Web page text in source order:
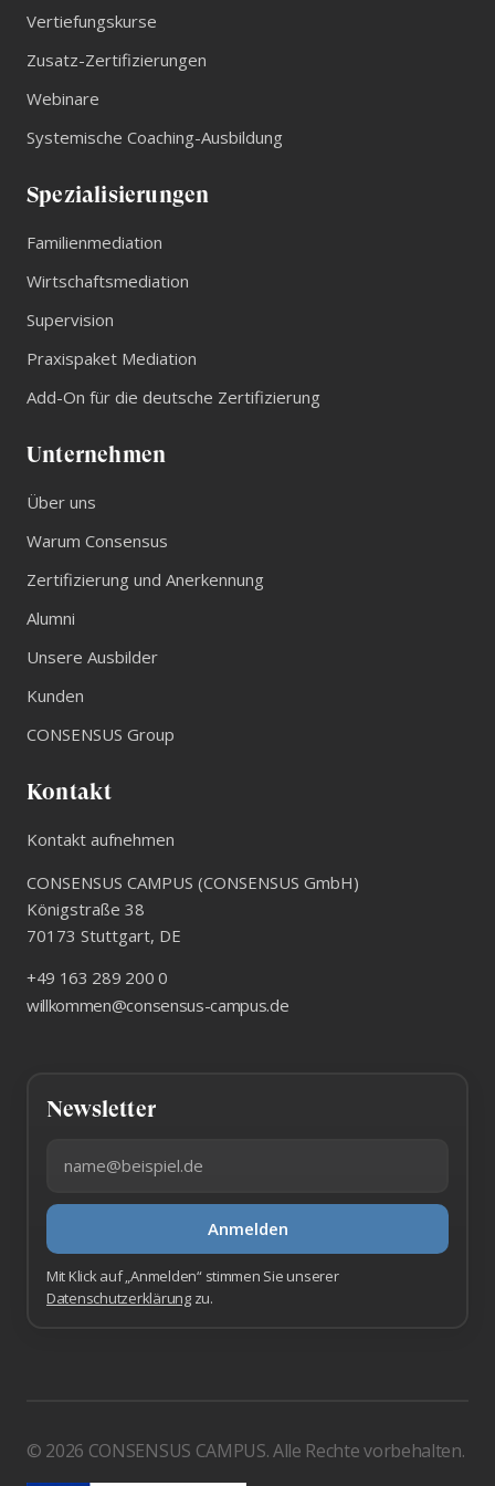
Vertiefungskurse
Zusatz-Zertifizierungen
Webinare
Systemische Coaching-Ausbildung
Spezialisierungen
Familienmediation
Wirtschaftsmediation
Supervision
Praxispaket Mediation
Add-On für die deutsche Zertifizierung
Unternehmen
Über uns
Warum Consensus
Zertifizierung und Anerkennung
Alumni
Unsere Ausbilder
Kunden
CONSENSUS Group
Kontakt
Kontakt aufnehmen
CONSENSUS CAMPUS (CONSENSUS GmbH)
Königstraße 38
70173 Stuttgart, DE
+49 163 289 200 0
willkommen@consensus-campus.de
Newsletter
Anmelden
Mit Klick auf „Anmelden“ stimmen Sie unserer
Datenschutzerklärungzu.
© 2026 CONSENSUS CAMPUS. Alle Rechte vorbehalten.